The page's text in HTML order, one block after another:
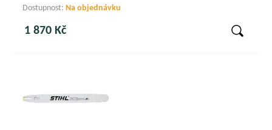
Dostupnost: Na objednávku
1 870 Kč